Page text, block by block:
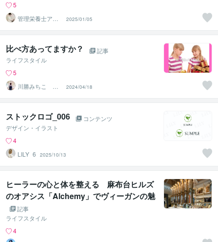
5
管理栄養士アオ
イ 村中一帆ママ
が楽する食
2025/01/05
比べ方あってますか？
記事
ライフスタイル
5
川勝みちこ メ
ンタルコーチ
2024/04/18
ストックロゴ_006
コンテンツ
デザイン・イラスト
4
LILY_6
2025/10/13
ヒーラーの心と体を整える 麻布台ヒルズ
のオアシス「Alchemy」でヴィーガンの魅
力を感じるひととき
記事
ライフスタイル
4